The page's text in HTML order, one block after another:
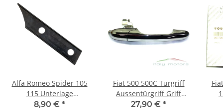
Alfa Romeo Spider 105
115 Unterlage
Hardtophalter rechts
8,90 € *
Fiat 500 500C Türgriff
Aussentürgriff Griff
außen vorne rechts NEU
27,90 € *